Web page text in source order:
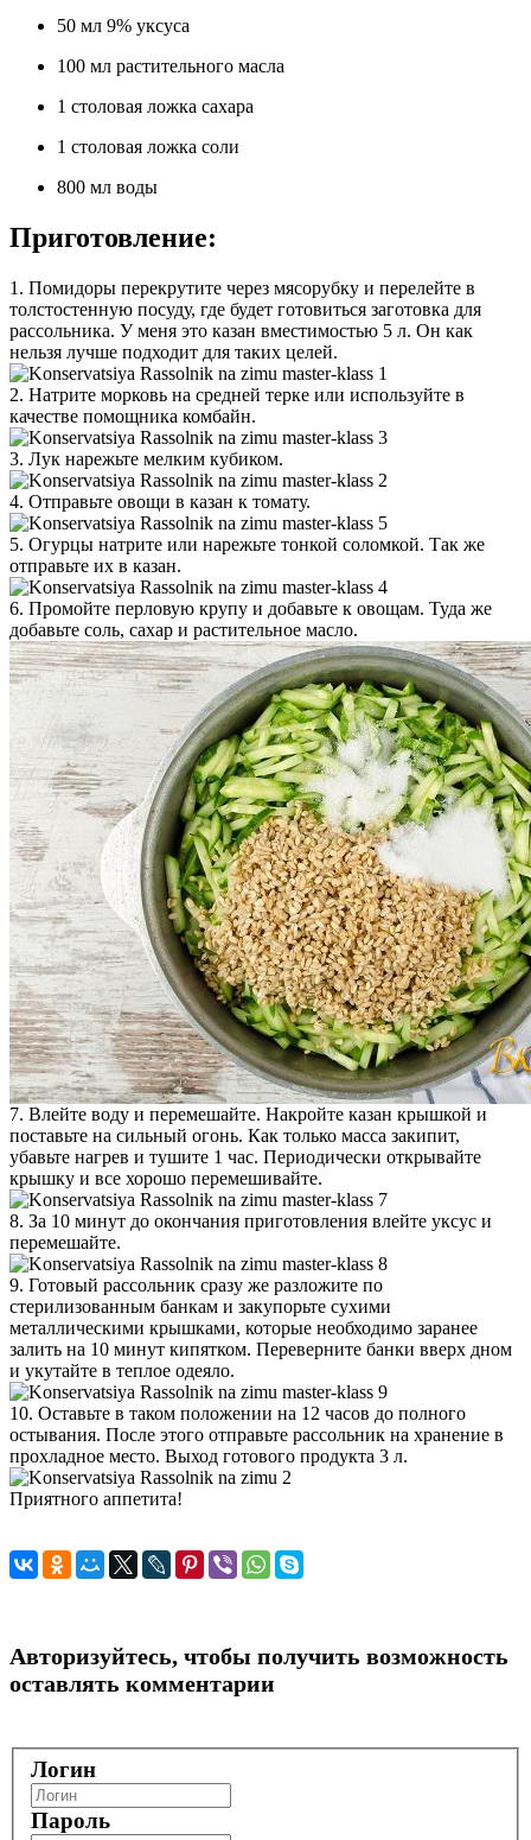
50 мл 9% уксуса
100 мл растительного масла
1 столовая ложка сахара
1 столовая ложка соли
800 мл воды
Приготовление:
1. Помидоры перекрутите через мясорубку и перелейте в
толстостенную посуду, где будет готовиться заготовка для
рассольника. У меня это казан вместимостью 5 л. Он как
нельзя лучше подходит для таких целей.
2. Натрите морковь на средней терке или используйте в
качестве помощника комбайн.
3. Лук нарежьте мелким кубиком.
4. Отправьте овощи в казан к томату.
5. Огурцы натрите или нарежьте тонкой соломкой. Так же
отправьте их в казан.
6. Промойте перловую крупу и добавьте к овощам. Туда же
добавьте соль, сахар и растительное масло.
7. Влейте воду и перемешайте. Накройте казан крышкой и
поставьте на сильный огонь. Как только масса закипит,
убавьте нагрев и тушите 1 час. Периодически открывайте
крышку и все хорошо перемешивайте.
8. За 10 минут до окончания приготовления влейте уксус и
перемешайте.
9. Готовый рассольник сразу же разложите по
стерилизованным банкам и закупорьте сухими
металлическими крышками, которые необходимо заранее
залить на 10 минут кипятком. Переверните банки вверх дном
и укутайте в теплое одеяло.
10. Оставьте в таком положении на 12 часов до полного
остывания. После этого отправьте рассольник на хранение в
прохладное место. Выход готового продукта 3 л.
Приятного аппетита!
Авторизуйтесь, чтобы получить возможность
оставлять комментарии
Логин
Пароль